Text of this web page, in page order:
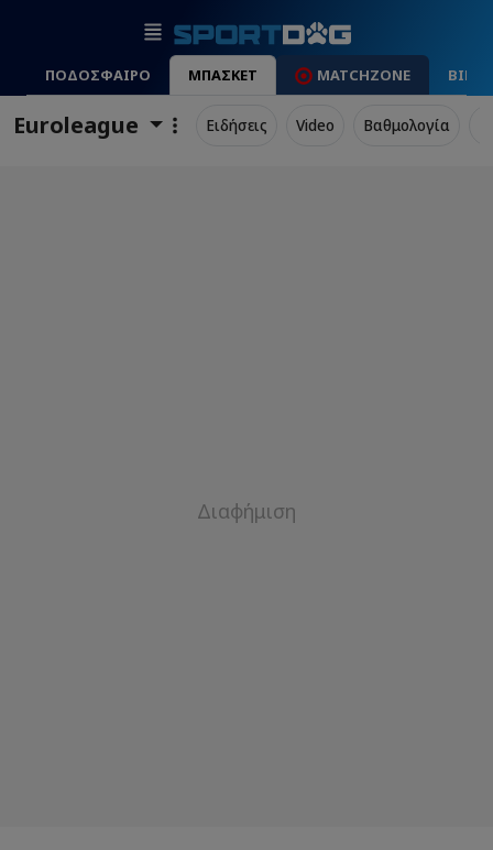
ΠΟΔΟΣΦΑΙΡΟ ΜΠΑΣΚΕΤ MATCHZONE
Euroleague Ειδήσεις Video Βαθμολογία